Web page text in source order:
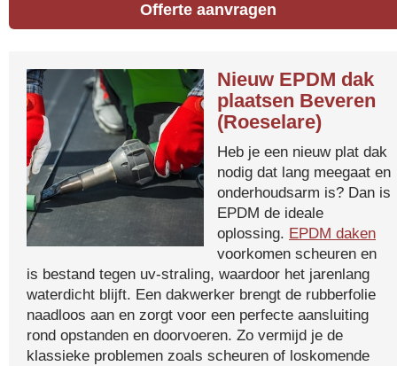
Offerte aanvragen
Nieuw EPDM dak
plaatsen Beveren
(Roeselare)
Heb je een nieuw plat dak
nodig dat lang meegaat en
onderhoudsarm is? Dan is
EPDM de ideale
oplossing. EPDM daken
voorkomen scheuren en
is bestand tegen uv-straling, waardoor het jarenlang
waterdicht blijft. Een dakwerker brengt de rubberfolie
naadloos aan en zorgt voor een perfecte aansluiting
rond opstanden en doorvoeren. Zo vermijd je de
klassieke problemen zoals scheuren of loskomende